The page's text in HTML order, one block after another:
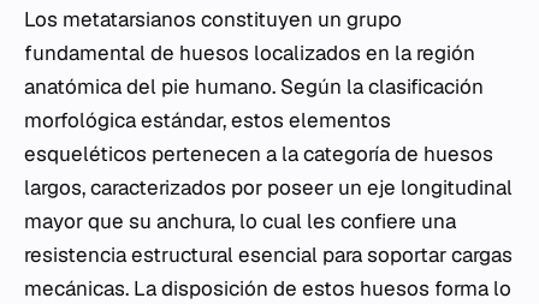
Los metatarsianos constituyen un grupo
fundamental de huesos localizados en la región
anatómica del pie humano. Según la clasificación
morfológica estándar, estos elementos
esqueléticos pertenecen a la categoría de huesos
largos, caracterizados por poseer un eje longitudinal
mayor que su anchura, lo cual les confiere una
resistencia estructural esencial para soportar cargas
mecánicas. La disposición de estos huesos forma lo